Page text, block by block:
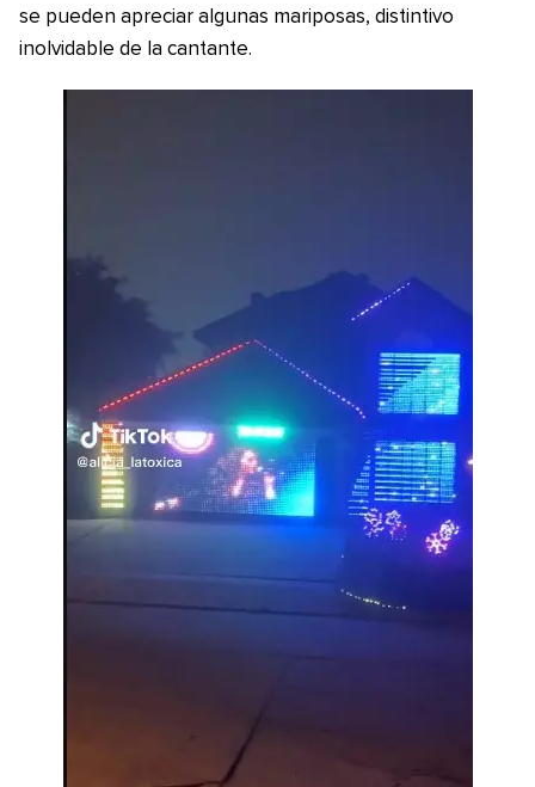
se pueden apreciar algunas mariposas, distintivo
inolvidable de la cantante.